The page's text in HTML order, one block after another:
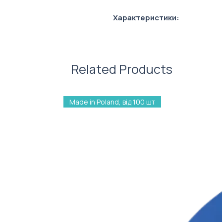
Характеристики:
Related Products
Made in Poland, від 100 шт